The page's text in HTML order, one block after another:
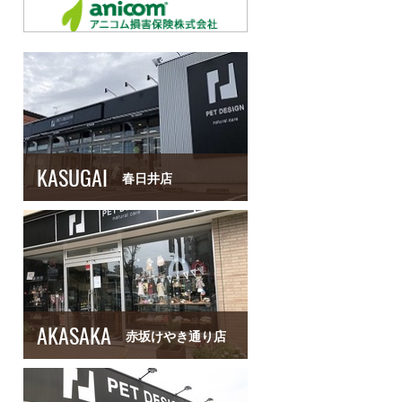
KASUGAI 春日井店
AKASAKA 赤坂けやき通り店